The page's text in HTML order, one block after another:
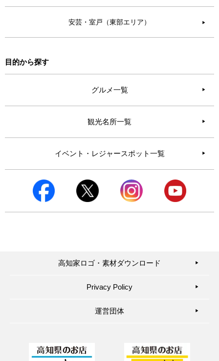
安芸・室戸（東部エリア） ▶︎
目的から探す
グルメ一覧
観光名所一覧
イベント・レジャースポット一覧
高知家ロゴ・素材ダウンロード ▶︎
Privacy Policy ▶︎
運営団体 ▶︎